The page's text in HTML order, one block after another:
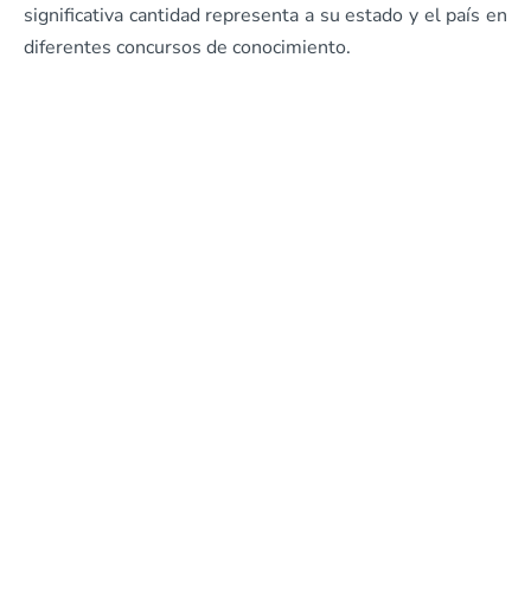
significativa cantidad representa a su estado y el país en
diferentes concursos de conocimiento.